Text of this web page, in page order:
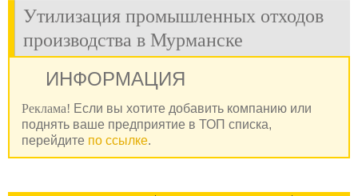
Утилизация промышленных отходов
производства в Мурманске
ИНФОРМАЦИЯ
Реклама! Если вы хотите добавить компанию или
поднять ваше предприятие в ТОП списка,
перейдите по ссылке.